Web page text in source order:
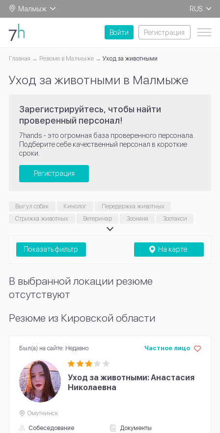
Малмыж
RUS
EN
Войти
Регистрация
Главная Резюме в Малмыже Уход за животными
Уход за животными в Малмыже
Зарегистрируйтесь, чтобы найти
проверенный персонал!
7hands - это огромная база проверенного персонала.
Подберите себе качественный персонал в короткие
сроки.
Регистрация
Выгул собак Кинолог
Передержка животных
Стрижка животных
Ветеринар Зооняня
Зоотакси
На карте
Показать фильтр
В выбранной локации резюме
отсутствуют
Резюме из Кировской области
Уход за животными: Анастасия
Николаевна
Собеседование
Документы
Частное лицо
Омутнинск
Был(а) на сайте: Недавно